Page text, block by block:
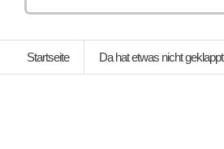
Startseite Da hat etwas nicht geklappt